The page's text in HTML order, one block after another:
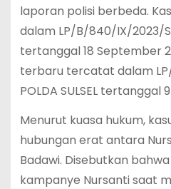
laporan polisi berbeda.
dalam LP/B/840/IX/2023/
tertanggal 18 September
terbaru tercatat dalam
POLDA SULSEL tertanggal
Menurut kuasa hukum,
hubungan erat antara
Badawi. Disebutkan
kampanye Nursanti saat